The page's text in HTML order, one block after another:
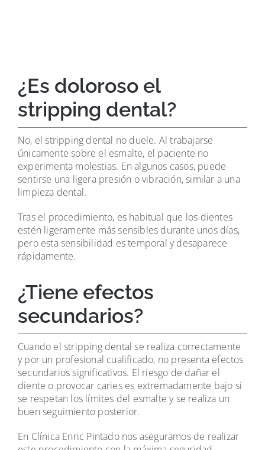
¿Es doloroso el
stripping dental?
No, el stripping dental no duele. Al trabajarse
únicamente sobre el esmalte, el paciente no
experimenta molestias. En algunos casos, puede
sentirse una ligera presión o vibración, similar a una
limpieza dental.
Tras el procedimiento, es habitual que los dientes
estén ligeramente más sensibles durante unos días,
pero esta sensibilidad es temporal y desaparece
rápidamente.
¿Tiene efectos
secundarios?
Cuando el stripping dental se realiza correctamente
y por un profesional cualificado, no presenta efectos
secundarios significativos. El riesgo de dañar el
diente o provocar caries es extremadamente bajo si
se respetan los límites del esmalte y se realiza un
buen seguimiento posterior.
En Clínica Enric Pintado nos aseguramos de realizar